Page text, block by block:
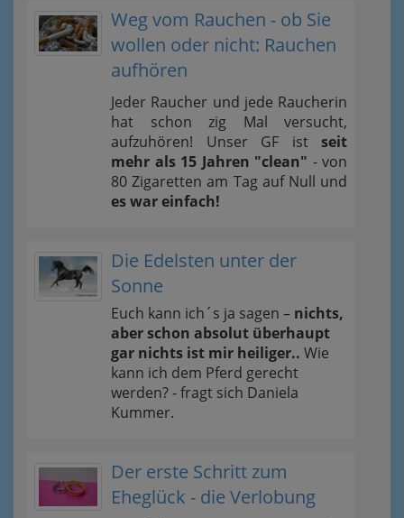
Weg vom Rauchen - ob Sie
wollen oder nicht: Rauchen
aufhören
Jeder Raucher und jede Raucherin
hat schon zig Mal versucht,
aufzuhören! Unser GF ist seit
mehr als 15 Jahren "clean" - von
80 Zigaretten am Tag auf Null und
es war einfach!
Die Edelsten unter der
Sonne
Euch kann ich´s ja sagen – nichts,
aber schon absolut überhaupt
gar nichts ist mir heiliger.. Wie
kann ich dem Pferd gerecht
werden? - fragt sich Daniela
Kummer.
Der erste Schritt zum
Eheglück - die Verlobung